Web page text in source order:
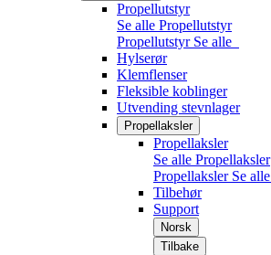
Propellutstyr
Se alle Propellutstyr
Propellutstyr Se alle
Hylserør
Klemflenser
Fleksible koblinger
Utvending stevnlager
Propellaksler
Propellaksler
Se alle Propellaksler
Propellaksler Se alle
Tilbehør
Support
Norsk
Tilbake